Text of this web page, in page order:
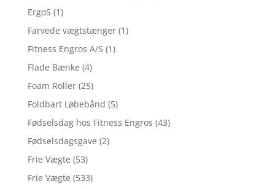
ErgoS (1)
Farvede vægtstænger (1)
Fitness Engros A/S (1)
Flade Bænke (4)
Foam Roller (25)
Foldbart Løbebånd (5)
Fødselsdag hos Fitness Engros (43)
Fødselsdagsgave (2)
Frie Vægte (53)
Frie Vægte (533)